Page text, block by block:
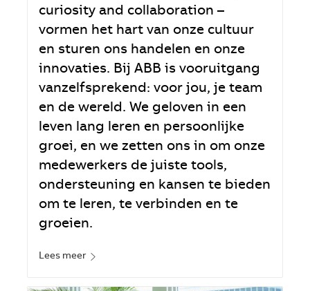
curiosity and collaboration –
vormen het hart van onze cultuur
en sturen ons handelen en onze
innovaties. Bij ABB is vooruitgang
vanzelfsprekend: voor jou, je team
en de wereld. We geloven in een
leven lang leren en persoonlijke
groei, en we zetten ons in om onze
medewerkers de juiste tools,
ondersteuning en kansen te bieden
om te leren, te verbinden en te
groeien.
Lees meer